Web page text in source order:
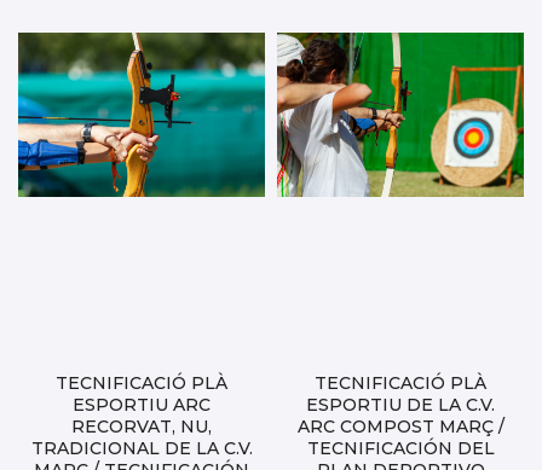
TECNIFICACIÓ PLÀ
ESPORTIU ARC
RECORVAT, NU,
TRADICIONAL DE LA C.V.
TECNIFICACIÓ PLÀ
ESPORTIU DE LA C.V.
ARC COMPOST MARÇ /
TECNIFICACIÓN DEL